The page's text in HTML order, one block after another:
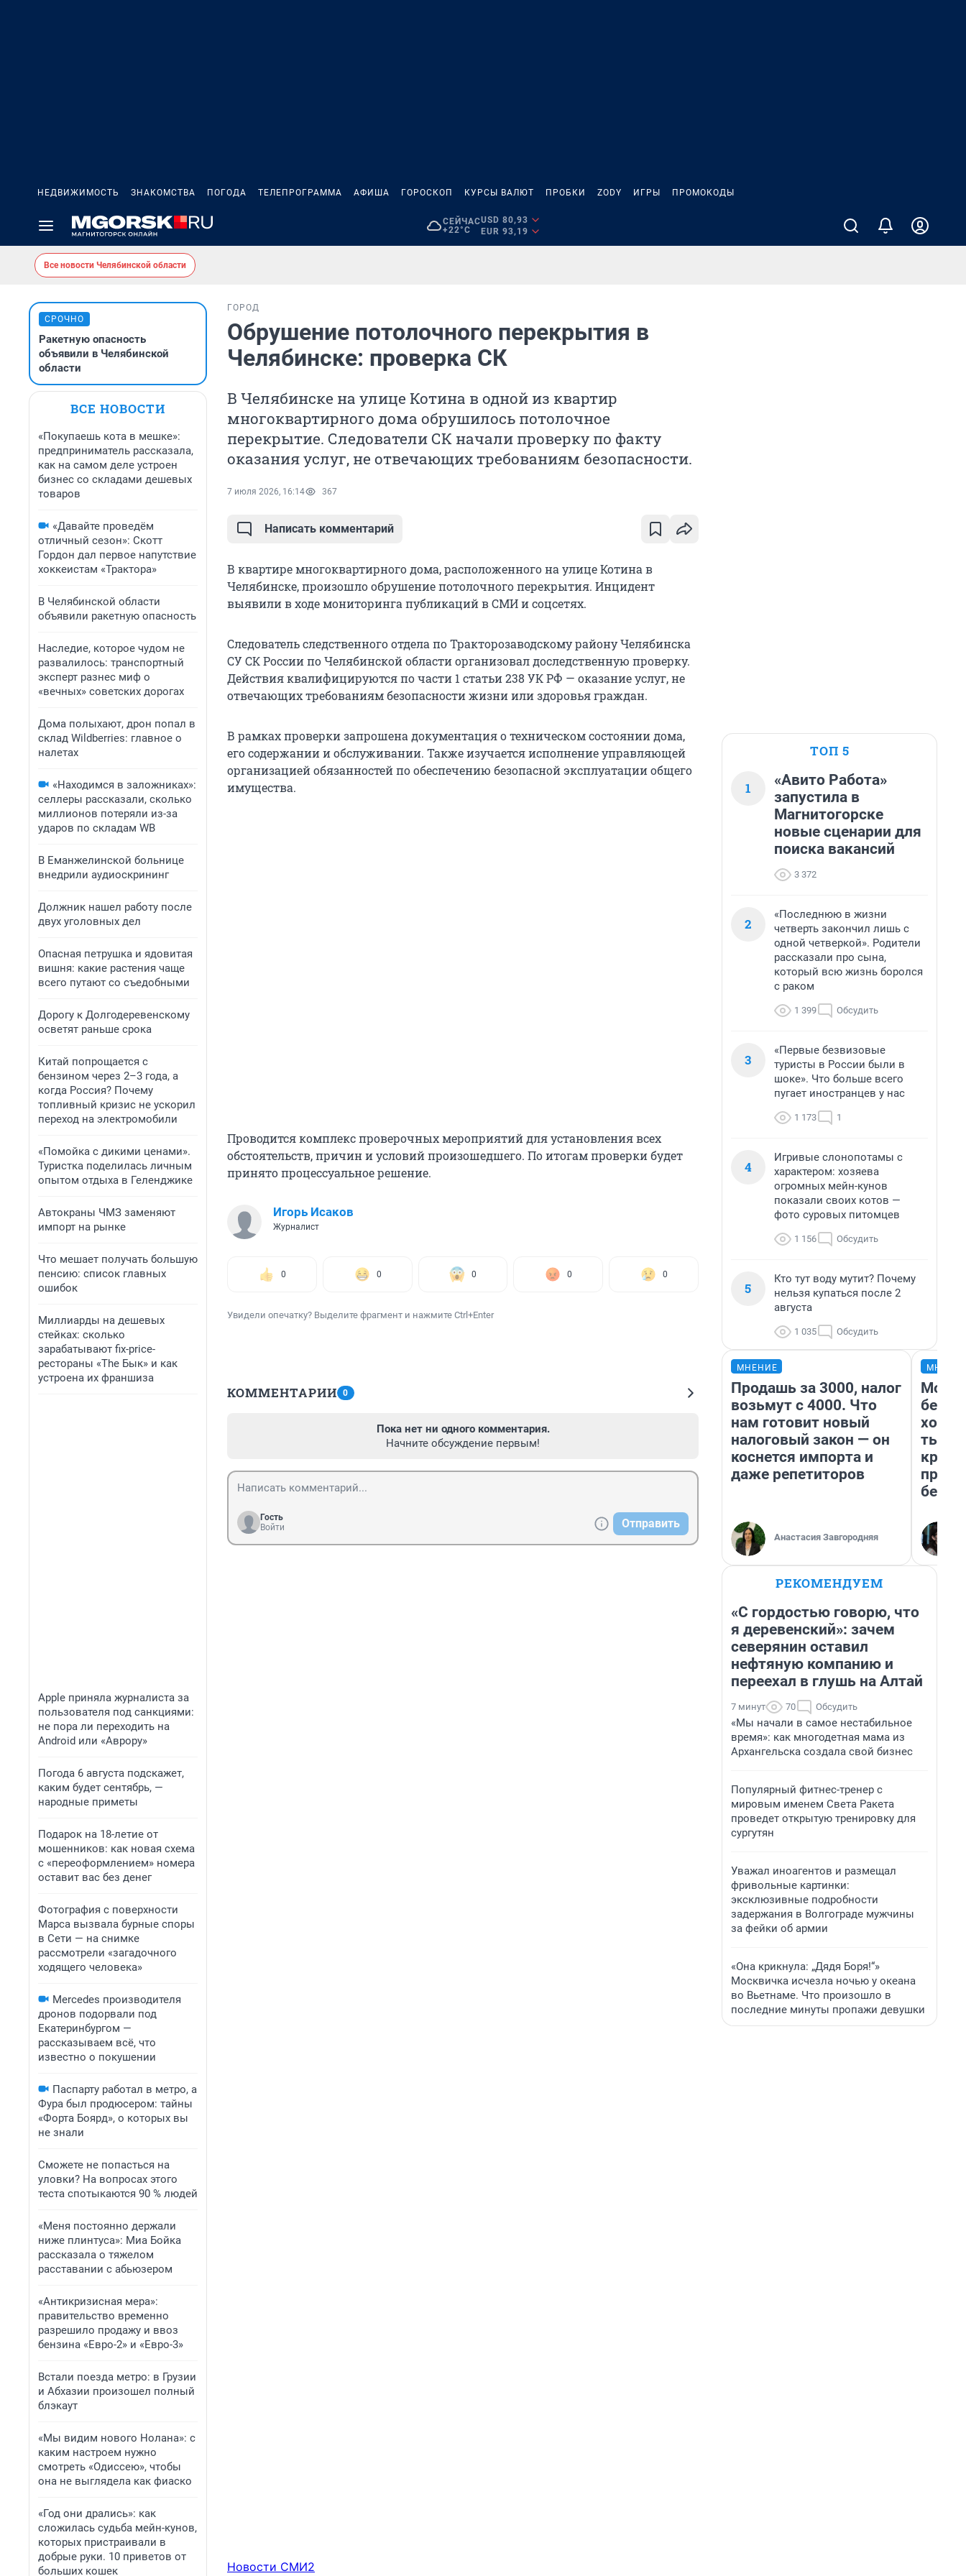
НЕДВИЖИМОСТЬ ЗНАКОМСТВА ПОГОДА ТЕЛЕПРОГРАММА АФИША ГОРОСКОП КУРСЫ ВАЛЮТ ПРОБКИ ZODY ИГРЫ ПРОМОКОДЫ
СЕЙЧАС
+22°C
USD 80,93
EUR 93,19
Все новости Челябинской области
СРОЧНО
Ракетную опасность
объявили в Челябинской
области
ВСЕ НОВОСТИ
«Покупаешь кота в мешке»:
предприниматель рассказала,
как на самом деле устроен
бизнес со складами дешевых
товаров
«Давайте проведём
отличный сезон»: Скотт
Гордон дал первое напутствие
хоккеистам «Трактора»
В Челябинской области
объявили ракетную опасность
Наследие, которое чудом не
развалилось: транспортный
эксперт разнес миф о
«вечных» советских дорогах
Дома полыхают, дрон попал в
склад Wildberries: главное о
налетах
«Находимся в заложниках»:
селлеры рассказали, сколько
миллионов потеряли из-за
ударов по складам WB
В Еманжелинской больнице
внедрили аудиоскрининг
Должник нашел работу после
двух уголовных дел
Опасная петрушка и ядовитая
вишня: какие растения чаще
всего путают со съедобными
Дорогу к Долгодеревенскому
осветят раньше срока
Китай попрощается с
бензином через 2–3 года, а
когда Россия? Почему
топливный кризис не ускорил
переход на электромобили
«Помойка с дикими ценами».
Туристка поделилась личным
опытом отдыха в Геленджике
Автокраны ЧМЗ заменяют
импорт на рынке
Что мешает получать большую
пенсию: список главных
ошибок
Миллиарды на дешевых
стейках: сколько
зарабатывают fix-price-
рестораны «The Бык» и как
устроена их франшиза
Apple приняла журналиста за
пользователя под санкциями:
не пора ли переходить на
Android или «Аврору»
Погода 6 августа подскажет,
каким будет сентябрь, —
народные приметы
Подарок на 18-летие от
мошенников: как новая схема
с «переоформлением» номера
оставит вас без денег
Фотография с поверхности
Марса вызвала бурные споры
в Сети — на снимке
рассмотрели «загадочного
ходящего человека»
Mercedes производителя
дронов подорвали под
Екатеринбургом —
рассказываем всё, что
известно о покушении
Паспарту работал в метро, а
Фура был продюсером: тайны
«Форта Боярд», о которых вы
не знали
Сможете не попасться на
уловки? На вопросах этого
теста спотыкаются 90 % людей
«Меня постоянно держали
ниже плинтуса»: Миа Бойка
рассказала о тяжелом
расставании с абьюзером
«Антикризисная мера»:
правительство временно
разрешило продажу и ввоз
бензина «Евро-2» и «Евро-3»
Встали поезда метро: в Грузии
и Абхазии произошел полный
блэкаут
«Мы видим нового Нолана»: с
каким настроем нужно
смотреть «Одиссею», чтобы
она не выглядела как фиаско
«Год они дрались»: как
сложилась судьба мейн-кунов,
которых пристраивали в
добрые руки. 10 приветов от
больших кошек
ГОРОД
Обрушение потолочного перекрытия в
Челябинске: проверка СК
В Челябинске на улице Котина в одной из квартир
многоквартирного дома обрушилось потолочное
перекрытие. Следователи СК начали проверку по факту
оказания услуг, не отвечающих требованиям безопасности.
7 июля 2026, 16:14 367
Написать комментарий
В квартире многоквартирного дома, расположенного на улице Котина в
Челябинске, произошло обрушение потолочного перекрытия. Инцидент
выявили в ходе мониторинга публикаций в СМИ и соцсетях.
Следователь следственного отдела по Тракторозаводскому району Челябинска
СУ СК России по Челябинской области организовал доследственную проверку.
Действия квалифицируются по части 1 статьи 238 УК РФ — оказание услуг, не
отвечающих требованиям безопасности жизни или здоровья граждан.
В рамках проверки запрошена документация о техническом состоянии дома,
его содержании и обслуживании. Также изучается исполнение управляющей
организацией обязанностей по обеспечению безопасной эксплуатации общего
имущества.
Проводится комплекс проверочных мероприятий для установления всех
обстоятельств, причин и условий произошедшего. По итогам проверки будет
принято процессуальное решение.
Игорь Исаков
Журналист
0 0 0 0 0
Увидели опечатку? Выделите фрагмент и нажмите Ctrl+Enter
КОММЕНТАРИИ 0
Пока нет ни одного комментария.
Начните обсуждение первым!
Гость
Войти
Отправить
Новости СМИ2
ТОП 5
1
«Авито Работа»
запустила в
Магнитогорске
новые сценарии для
поиска вакансий
3 372
2
«Последнюю в жизни
четверть закончил лишь с
одной четверкой». Родители
рассказали про сына,
который всю жизнь боролся
с раком
1 399 Обсудить
3
«Первые безвизовые
туристы в России были в
шоке». Что больше всего
пугает иностранцев у нас
1 173 1
4
Игривые слонопотамы с
характером: хозяева
огромных мейн-кунов
показали своих котов —
фото суровых питомцев
1 156 Обсудить
5
Кто тут воду мутит? Почему
нельзя купаться после 2
августа
1 035 Обсудить
МНЕНИЕ
Продашь за 3000, налог
возьмут с 4000. Что
нам готовит новый
налоговый закон — он
коснется импорта и
даже репетиторов
Анастасия Завгородняя
Мой
РЕКОМЕНДУЕМ
«С гордостью говорю, что
я деревенский»: зачем
северянин оставил
нефтяную компанию и
переехал в глушь на Алтай
7 минут 70 Обсудить
«Мы начали в самое нестабильное
время»: как многодетная мама из
Архангельска создала свой бизнес
Популярный фитнес-тренер с
мировым именем Света Ракета
проведет открытую тренировку для
сургутян
Уважал иноагентов и размещал
фривольные картинки:
эксклюзивные подробности
задержания в Волгограде мужчины
за фейки об армии
«Она крикнула: „Дядя Боря!“»
Москвичка исчезла ночью у океана
во Вьетнаме. Что произошло в
последние минуты пропажи девушки